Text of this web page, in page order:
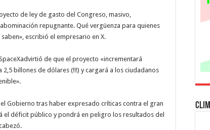
de
Trump
y
a
de ley de gasto del Congreso, masivo,
repugnante. Qué vergüenza para quienes
escribió el empresario en X.
de que el proyecto «incrementará
billones de dólares (!!!) y cargará a los ciudadanos
Gobierno tras haber expresado críticas contra el gran
déficit público y pondrá en peligro los resultados del